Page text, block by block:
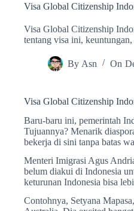
Visa Global Citizenship
Visa Global Citizenship
tentang visa ini, keuntungan,
By Asn On
Visa Global Citizenship
Baru-baru ini, pemerintah
Tujuannya? Menarik
bekerja di sini tanpa batas
Menteri Imigrasi Agus
belum diakui di Indonesia
keturunan Indonesia bisa
Contohnya, Setyana